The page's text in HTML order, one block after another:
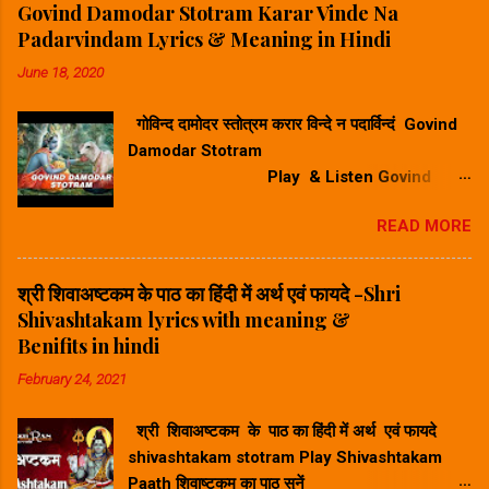
Govind Damodar Stotram Karar Vinde Na
Padarvindam Lyrics & Meaning in Hindi
June 18, 2020
गोविन्द दामोदर स्तोत्रम करार विन्दे न पदार्विन्दं Govind
Damodar Stotram
Play & Listen Govind
स्तोत्रम करार विन्दे न पदार विन्दम सुनिए ⬆
Play Song⬆ Govind Damodar Stotram
Lyrics & Meaning in Hindi-गोविन्द दामोदर स्तोत्र
का हिंदी में अर्थ करारविन्देन पदारविन्दं मुखारविन्दे
विनिवेशयन्तम्। वटस्य पत्रस्य पुटे शयानं बालं मुकुन्दं मनसा
स्मरामि।। Hindi Meaning -हिंदी अर्थ : जिन्होंने अपने
के दोने) पर शयन कर रहे हैं, ऐसे बाल मुकुन्द का मैं मन से
स्मरण करता हूँ। श्रीकृष्ण गोव...
READ MORE
श्री शिवाअष्टकम के पाठ का हिंदी में अर्थ एवं फायदे -Shri
Shivashtakam lyrics with meaning &
Benifits in hindi
February 24, 2021
श्री शिवाअष्टकम के पाठ का हिंदी में अर्थ एवं फायदे
shivashtakam stotram Play Shivashtakam
Paath शिवाष्टकम का पाठ सुनें